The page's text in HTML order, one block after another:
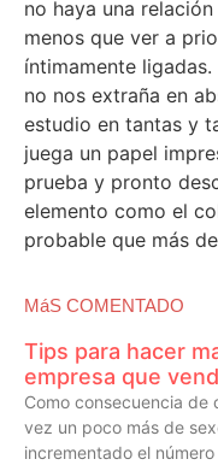
no haya una
menos que ver a
íntimamente
no nos extraña en
estudio en tantas y
juega un papel
prueba y pronto
elemento como el
probable que más
MáS COMENTADO
Tips para hacer
empresa que
Como consecuencia de
vez un poco más de
incrementado el